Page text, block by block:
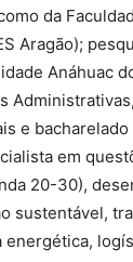
da
Aragão);
Anáhuac
e bacharelado
em
20-30),
sustentável,